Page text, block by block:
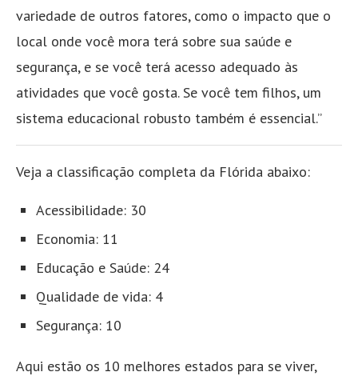
variedade de outros fatores, como o impacto que o
local onde você mora terá sobre sua saúde e
segurança, e se você terá acesso adequado às
atividades que você gosta. Se você tem filhos, um
sistema educacional robusto também é essencial.”
Veja a classificação completa da Flórida abaixo:
Acessibilidade: 30
Economia: 11
Educação e Saúde: 24
Qualidade de vida: 4
Segurança: 10
Aqui estão os 10 melhores estados para se viver,